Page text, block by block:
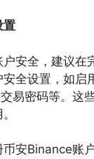
置
安全，建议在
全设置，如启
交易密码等。这
安Binance账